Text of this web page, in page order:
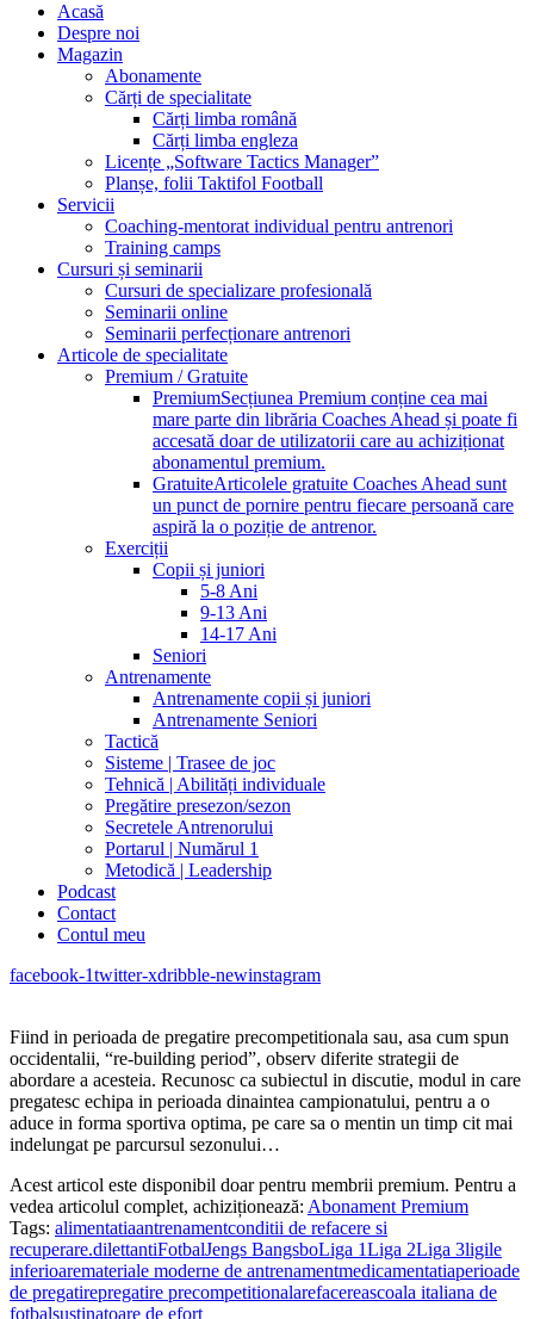
Acasă
Despre noi
Magazin
Abonamente
Cărți de specialitate
Cărți limba română
Cărți limba engleza
Licențe „Software Tactics Manager”
Planșe, folii Taktifol Football
Servicii
Coaching-mentorat individual pentru antrenori
Training camps
Cursuri și seminarii
Cursuri de specializare profesională
Seminarii online
Seminarii perfecționare antrenori
Articole de specialitate
Premium / Gratuite
PremiumSecțiunea Premium conține cea mai
mare parte din librăria Coaches Ahead și poate fi
accesată doar de utilizatorii care au achiziționat
abonamentul premium.
GratuiteArticolele gratuite Coaches Ahead sunt
un punct de pornire pentru fiecare persoană care
aspiră la o poziție de antrenor.
Exerciții
Copii și juniori
5-8 Ani
9-13 Ani
14-17 Ani
Seniori
Antrenamente
Antrenamente copii și juniori
Antrenamente Seniori
Tactică
Sisteme | Trasee de joc
Tehnică | Abilități individuale
Pregătire presezon/sezon
Secretele Antrenorului
Portarul | Numărul 1
Metodică | Leadership
Podcast
Contact
Contul meu
facebook-1twitter-xdribble-newinstagram
Fiind in perioada de pregatire precompetitionala sau, asa cum spun
occidentalii, “re-building period”, observ diferite strategii de
abordare a acesteia. Recunosc ca subiectul in discutie, modul in care
pregatesc echipa in perioada dinaintea campionatului, pentru a o
aduce in forma sportiva optima, pe care sa o mentin un timp cit mai
indelungat pe parcursul sezonului…
Acest articol este disponibil doar pentru membrii premium. Pentru a
vedea articolul complet, achiziționează: Abonament Premium
Tags: alimentatiaantrenamentconditii de refacere si
recuperare.dilettantiFotbalJengs BangsboLiga 1Liga 2Liga 3ligile
inferioaremateriale moderne de antrenamentmedicamentatiaperioade
de pregatirepregatire precompetitionalarefacereascoala italiana de
fotbalsustinatoare de efort